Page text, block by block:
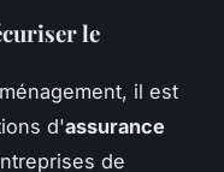
le
il est
d'assurance
de